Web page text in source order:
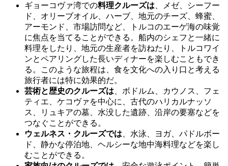
ギョーコヴァ湾での料理クルーズは 、メゼ、シーフー
ド、オリーブオイル、ハーブ、地元のチーズ、蜂蜜、
アーモンド、市場訪問など、トルコのエーゲ海の味覚
に焦点を当てることができる。船内のシェフと一緒に
料理をしたり、地元の生産者を訪ねたり、トルコワイ
ンとペアリングした長いディナーを楽しむこともでき
る。このような旅程は、食を文化への入り口と考える
旅行者には特に効果的だ。
芸術と歴史のクルーズは 、ボドルム、カウノス、フェ
ティエ、ケコヴァを中心に、古代のハリカルナッソ
ス、リュキアの墓、水没した遺跡、沿岸の要塞などを
つなぐことができる。
ウェルネス・クルーズでは 、水泳、ヨガ、パドルボー
ド、静かな停泊地、ヘルシーな地中海料理などを楽し
むことができる。